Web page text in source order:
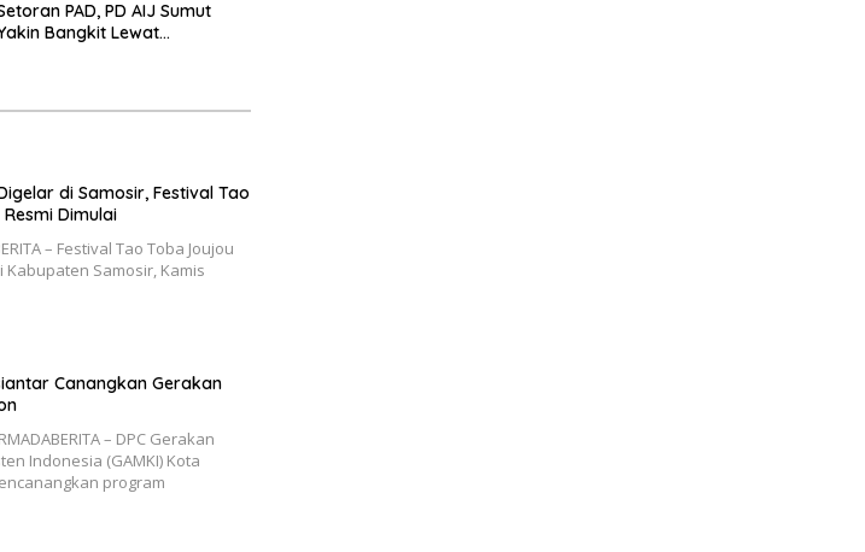
PAD, PD AIJ Sumut
Bangkit Lewat
di Samosir, Festival Tao
Dimulai
– Festival Tao Toba Joujou
Kabupaten Samosir, Kamis
Canangkan Gerakan
– DPC Gerakan
Indonesia (GAMKI) Kota
program